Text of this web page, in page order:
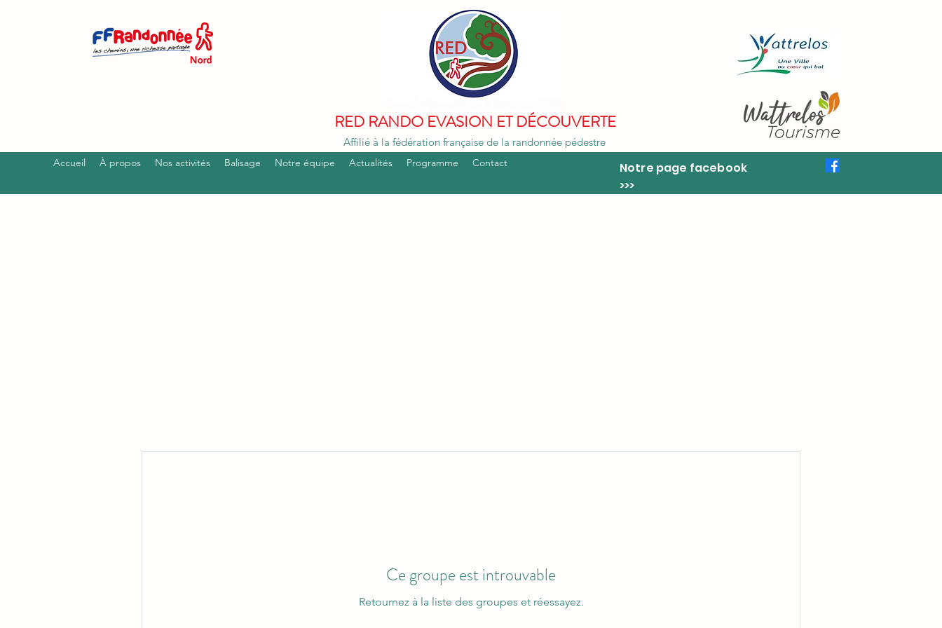
Notre page facebook
>>>
Accueil À propos Nos activités Balisage Notre équipe Actualités Programme Contact
RED RANDO EVASION ET DÉCOUVERTE
Affilié à la fédération française de la randonnée pédestre
Ce groupe est introuvable
Retournez à la liste des groupes et réessayez.